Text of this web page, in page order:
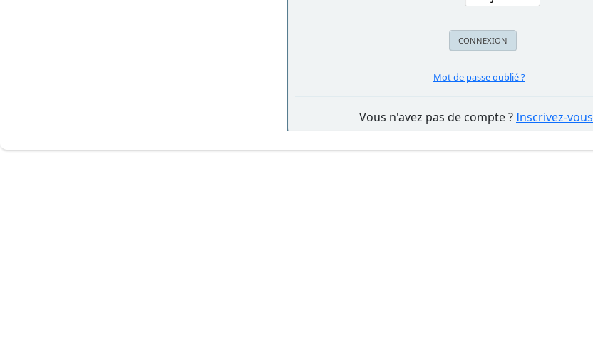
Mot de passe oublié ?
Vous n'avez pas de compte ?Inscrivez-vous